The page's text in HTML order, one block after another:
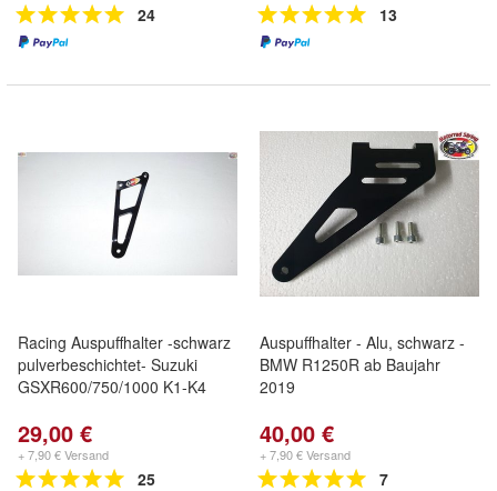
24 13
Racing Auspuffhalter -schwarz
pulverbeschichtet- Suzuki
GSXR600/750/1000 K1-K4
29,00 €
+ 7,90 € Versand
25
Auspuffhalter - Alu, schwarz -
BMW R1250R ab Baujahr
2019
40,00 €
+ 7,90 € Versand
7